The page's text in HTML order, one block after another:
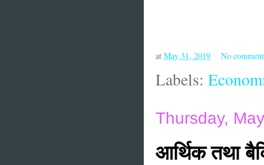
at May 31, 2019 No
Labels:
Thursday,
आर्थिक तथा